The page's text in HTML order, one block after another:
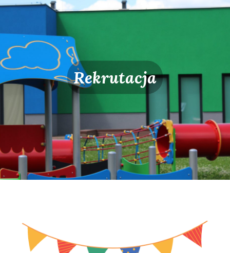
Rekrutacja